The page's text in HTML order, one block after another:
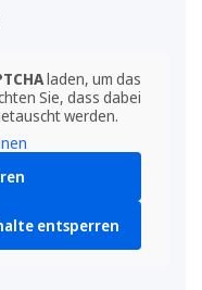
laden, um das
Sie, dass dabei
werden.
entsperren